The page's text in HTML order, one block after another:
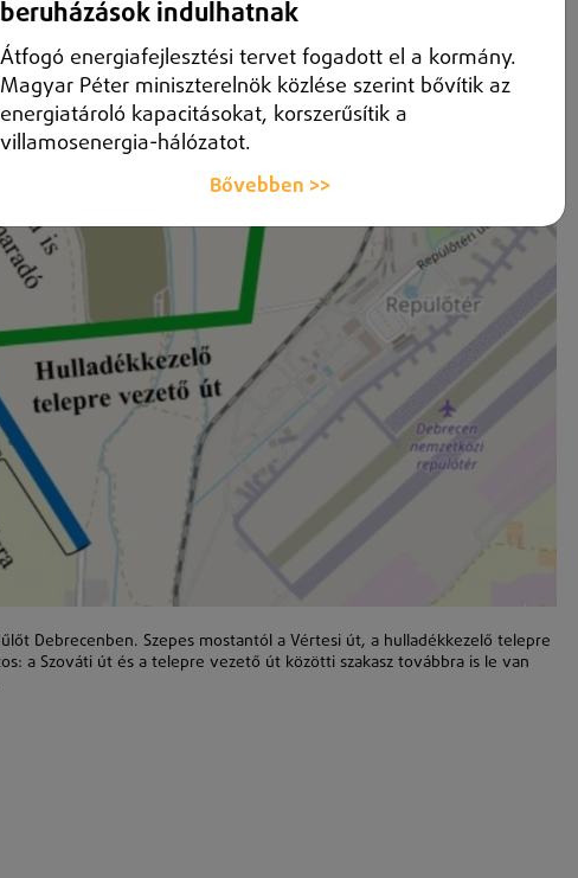
Debrecenben. Szepes mostantól a Vértesi út, a hulladékkezelő telepre
a Szováti út és a telepre vezető út közötti szakasz továbbra is le van
beruházások indulhatnak
Átfogó energiafejlesztési tervet fogadott el a kormány.
Magyar Péter miniszterelnök közlése szerint bővítik az
energiatároló kapacitásokat, korszerűsítik a
villamosenergia-hálózatot.
Bővebben >>